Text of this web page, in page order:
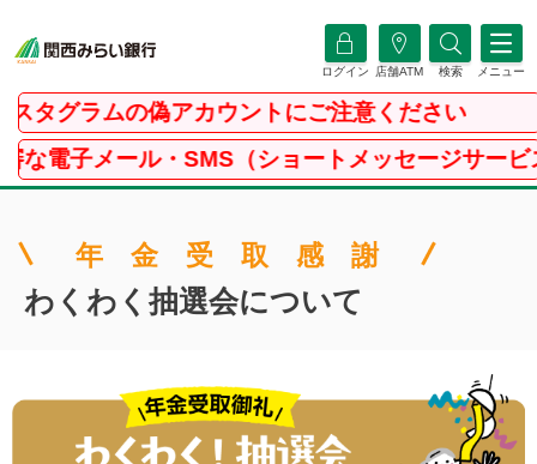
ログイン 店舗ATM 検索 メニュー
グラムの偽アカウントにご注意ください
ール・SMS（ショートメッセージサービス）に
年 金 受 取 感 謝
わくわく抽選会について